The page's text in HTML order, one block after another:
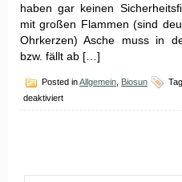
haben gar keinen
mit großen Flammen (sind
Ohrkerzen) Asche muss in
bzw. fällt ab […]
Posted inAllgemein Biosun
deaktiviertfür